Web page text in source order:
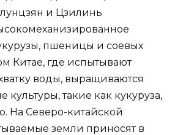
и Цзилинь
пшеницы и соевых
Китае, где испытывают
воды, выращиваются
культуры, такие как кукуруза,
На Северо-китайской
земли приносят в